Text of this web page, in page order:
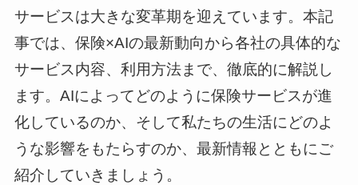
サービスは大きな変革期を迎えています。本記
事では、保険×AIの最新動向から各社の具体的な
サービス内容、利用方法まで、徹底的に解説し
ます。AIによってどのように保険サービスが進
化しているのか、そして私たちの生活にどのよ
うな影響をもたらすのか、最新情報とともにご
紹介していきましょう。